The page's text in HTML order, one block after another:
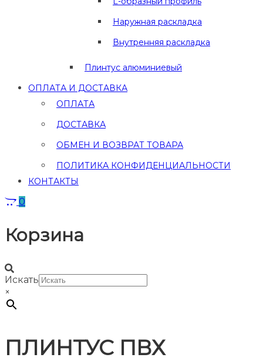
Наружная раскладка
Внутренняя раскладка
Плинтус алюминиевый
ОПЛАТА И ДОСТАВКА
ОПЛАТА
ДОСТАВКА
ОБМЕН И ВОЗВРАТ ТОВАРА
ПОЛИТИКА КОНФИДЕНЦИАЛЬНОСТИ
КОНТАКТЫ
0
Корзина
Искать
×
ПЛИНТУС ПВХ